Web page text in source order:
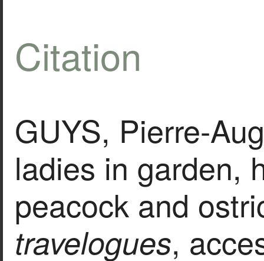
Citation
GUYS, Pierre-
ladies in garden,
peacock and
travelogues,